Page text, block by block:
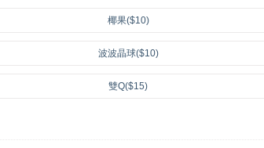
椰果($10)
波波晶球($10)
雙Q($15)